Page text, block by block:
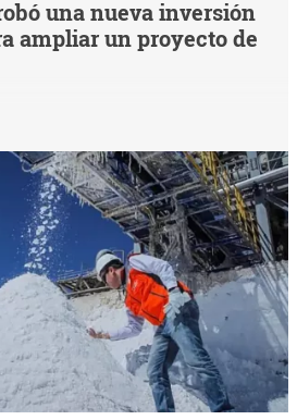
una nueva inversión
ampliar un proyecto de